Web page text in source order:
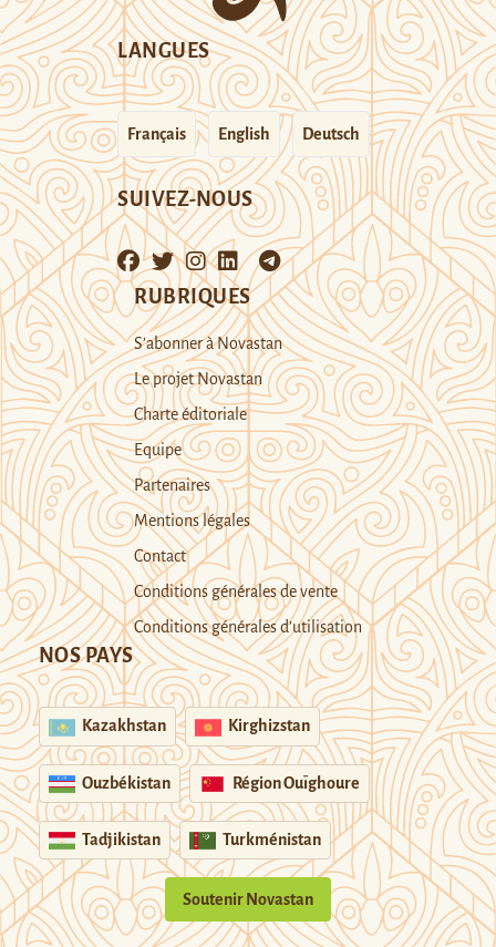
LANGUES
Français English Deutsch
SUIVEZ-NOUS
RUBRIQUES
S’abonner à Novastan
Le projet Novastan
Charte éditoriale
Equipe
Partenaires
Mentions légales
Contact
Conditions générales de vente
Conditions générales d’utilisation
NOS PAYS
Kazakhstan Kirghizstan
Ouzbékistan Région Ouïghoure
Tadjikistan Turkménistan
Soutenir Novastan